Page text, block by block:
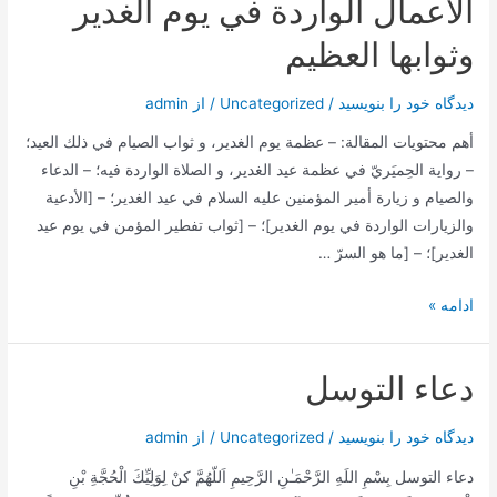
الأعمال الواردة في يوم الغدير
وثوابها العظيم
دیدگاه‌ خود را بنویسید /
Uncategorized / از admin
أهم محتويات المقالة: – عظمة يوم الغدير، و ثواب الصيام في ذلك العيد؛
– رواية الحِميَريّ في عظمة عيد الغدير، و الصلاة الواردة فيه‌؛ – الدعاء
والصيام و زيارة أمير المؤمنين عليه ‌السلام في عيد الغدير؛ – [الأدعية
والزيارات الواردة في يوم الغدير]؛ – [ثواب تفطير المؤمن في يوم عيد
الغدير]؛ – [ما هو السرّ …
الأعمال
يوم
وثوابها
العظيم
ادامه »
دعاء التوسل
دیدگاه‌ خود را بنویسید /
Uncategorized / از admin
دعاء التوسل بِسْمِ اللَهِ الرَّحْمَـٰنِ الرَّحِيمِ اَللّهُمَّ كنْ لِوَلِيِّكَ الْحُجَّةِ بْنِ